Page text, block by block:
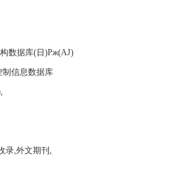
数据库(日)Pж(AJ)
制信息数据库
录,外文期刊,